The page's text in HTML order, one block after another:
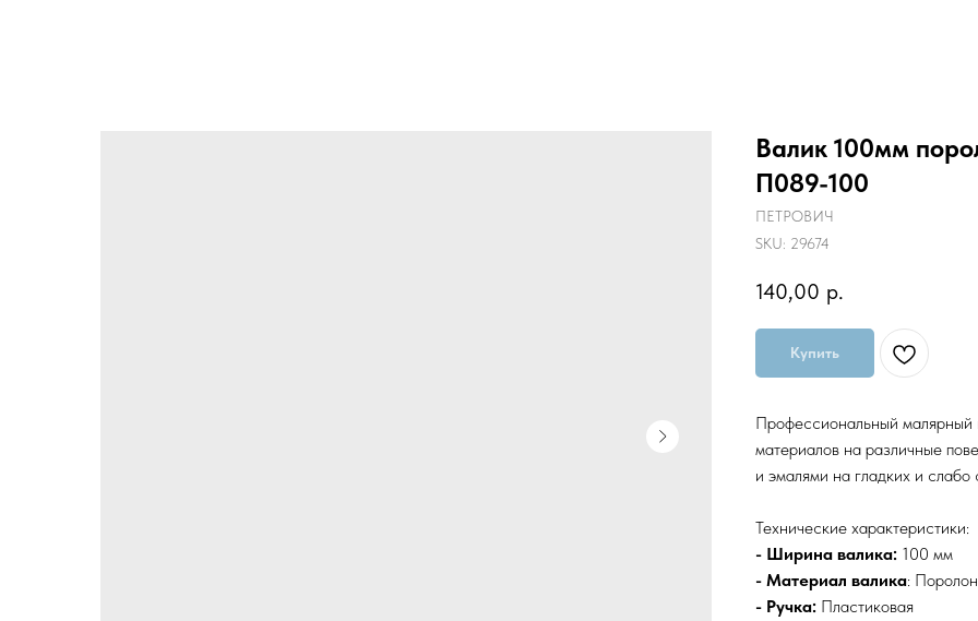
Валик 100мм
П089-100
ПЕТРОВИЧ
SKU: 29674
140,00 р.
Купить
Профессиональный малярный
материалов на различные
и эмалями на гладких и слабо
Технические характеристики:
- Ширина валика: 100 мм
- Материал валика: Поролон
- Ручка: Пластиковая